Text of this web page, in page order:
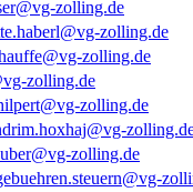
zolling.de
zolling.de
zolling.de
zolling.de
zolling.de
zolling.de